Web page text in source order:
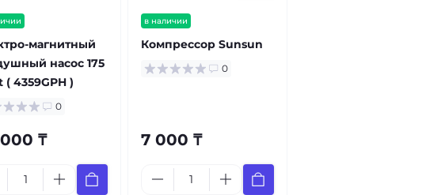
магнитный
насос 175
( 4359GPH )
0
₸
в наличии
Компрессор Sunsun
0
7 000 ₸